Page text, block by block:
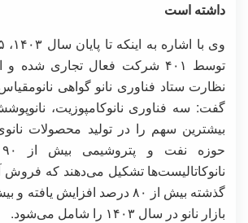
داشته است
توسط ۴۰۱ شرکت فعال تجاری شده
نظارت ستاد فناوری نانو گواهی
گفت: سه فناوری نانوکامپوزیت،
بیشترین سهم را در تولید محصولات
نانوکاتالیست‌ها تشکیل می‌دهند که فروش
بازار نانو در سال ۱۴۰۳ را شامل می‌شود.